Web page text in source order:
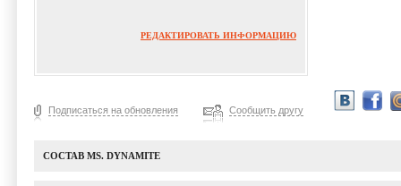
РЕДАКТИРОВАТЬ ИНФОРМАЦИЮ
Подписаться на обновления Сообщить другу
СОСТАВ MS. DYNAMITE